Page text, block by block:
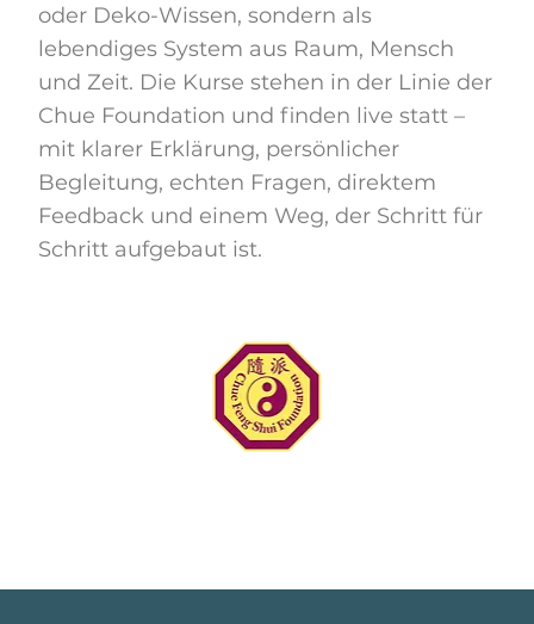
oder Deko-Wissen, sondern als
lebendiges System aus Raum, Mensch
und Zeit. Die Kurse stehen in der Linie der
Chue Foundation und finden live statt –
mit klarer Erklärung, persönlicher
Begleitung, echten Fragen, direktem
Feedback und einem Weg, der Schritt für
Schritt aufgebaut ist.